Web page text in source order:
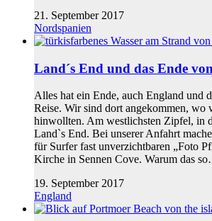
21. September 2017
Nordspanien
Land´s End und das Ende
Alles hat ein Ende, auch England und
Reise. Wir sind dort angekommen, wo
hinwollten. Am westlichsten Zipfel, in
Land`s End. Bei unserer Anfahrt
für Surfer fast unverzichtbaren „Foto
Kirche in Sennen Cove. Warum das
19. September 2017
England